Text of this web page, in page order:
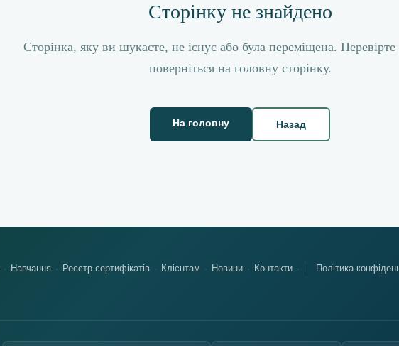
Сторінку не знайдено
Сторінка, яку ви шукаєте, не існує або була переміщена. Перевірте
поверніться на головну сторінку.
На головну Назад
Навчання Реєстр сертифікатів Клієнтам Новини Контакти
Політика